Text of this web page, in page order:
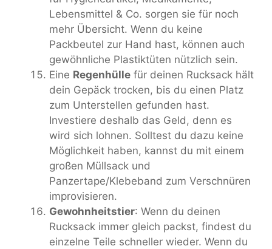
Lebensmittel & Co. sorgen sie für noch
mehr Übersicht. Wenn du keine
Packbeutel zur Hand hast, können auch
gewöhnliche Plastiktüten nützlich sein.
Eine Regenhülle für deinen Rucksack hält
dein Gepäck trocken, bis du einen Platz
zum Unterstellen gefunden hast.
Investiere deshalb das Geld, denn es
wird sich lohnen. Solltest du dazu keine
Möglichkeit haben, kannst du mit einem
großen Müllsack und
Panzertape/Klebeband zum Verschnüren
improvisieren.
Gewohnheitstier: Wenn du deinen
Rucksack immer gleich packst, findest du
einzelne Teile schneller wieder. Wenn du